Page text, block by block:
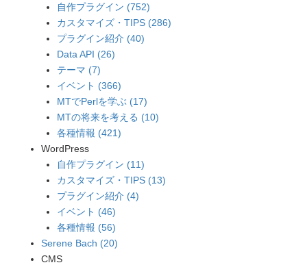
自作プラグイン (752)
カスタマイズ・TIPS (286)
プラグイン紹介 (40)
Data API (26)
テーマ (7)
イベント (366)
MTでPerlを学ぶ (17)
MTの将来を考える (10)
各種情報 (421)
WordPress
自作プラグイン (11)
カスタマイズ・TIPS (13)
プラグイン紹介 (4)
イベント (46)
各種情報 (56)
Serene Bach (20)
CMS